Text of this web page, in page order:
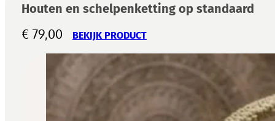
Houten en schelpenketting op standaard
€ 79,00 BEKIJK PRODUCT